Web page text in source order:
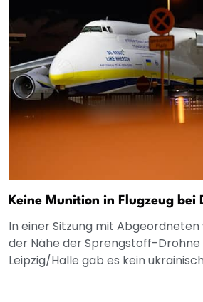
Keine Munition in Flugzeug bei
In einer Sitzung mit
der Nähe der Sprengstoff-Drohne
Leipzig/Halle gab es kein